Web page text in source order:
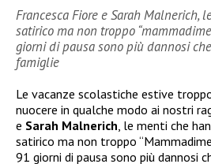
Francesca Fiore e Sarah Malnerich,
satirico ma non troppo
giorni di pausa sono più dannosi
famiglie
Le vacanze scolastiche estive
nuocere in qualche modo ai nostri
e Sarah Malnerich , le menti che
satirico ma non troppo
91 giorni di pausa sono più dannosi